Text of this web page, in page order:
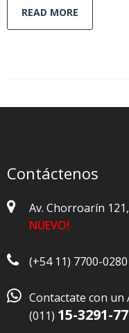
READ MORE
Contáctenos
Av. Chorroarín
NUEVO!
(+54 11) 7700-
 Contactate con un
(011) 15-3291-